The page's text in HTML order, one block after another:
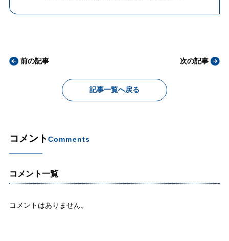
前の記事
記事一覧へ戻る
次の記事
コメントComments
コメント一覧
コメントはありません。